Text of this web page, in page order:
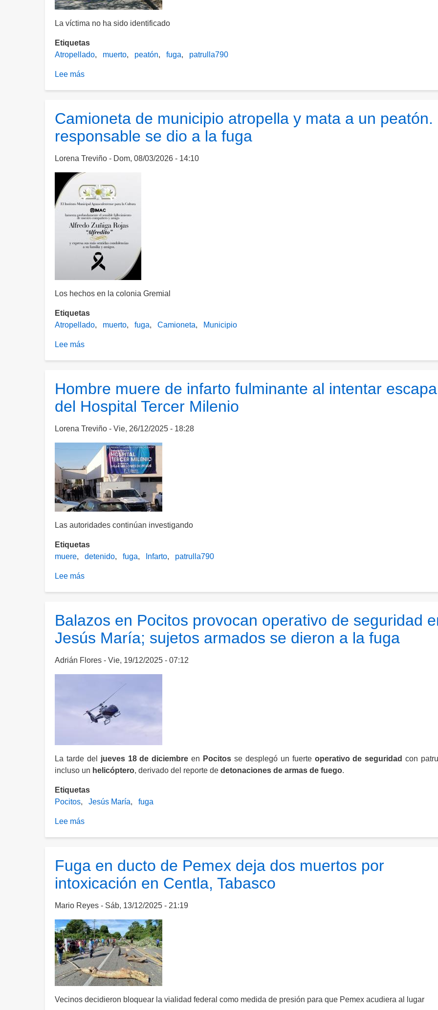
da
la
La víctima no ha sido identificado
Etiquetas
Atropellado
muerto peatón fuga patrulla790
Lee más
en
Siglo
conductor
a
la
fuga
Camioneta de municipio atropella y mata a un peatón.
responsable se dio a la fuga
Lorena Treviño Dom, 08/03/2026 - 14:10
Los hechos en la colonia Gremial
Etiquetas
Atropellado
muerto fuga Camioneta Municipio
Lee más
atropella
a
peatón.
El
responsable
se
dio
a
la
Hombre muere de infarto fulminante al intentar
del Hospital Tercer Milenio
Lorena Treviño Vie, 26/12/2025 - 18:28
Las autoridades continúan investigando
Etiquetas
muere
detenido fuga Infarto patrulla790
Lee más
infarto
fulminante
intentar
Hospital
Tercer
Milenio
Balazos en Pocitos provocan operativo de seguridad
Jesús María; sujetos armados se dieron a la fuga
Adrián Flores Vie, 19/12/2025 - 07:12
La tarde del jueves 18 de diciembre en Pocitos se desplegó un fuerte operativo de seguridad con
incluso un helicóptero, derivado del reporte de detonaciones de armas de fuego.
Etiquetas
Pocitos
Jesús María fuga
Lee más
provocan
operativo
seguridad
Jesús
María;
sujetos
armados
se
dieron
a
Fuga en ducto de Pemex deja dos muertos por
intoxicación en Centla, Tabasco
Mario Reyes Sáb, 13/12/2025 - 21:19
Vecinos decidieron bloquear la vialidad federal como medida de presión para que Pemex acudiera al lugar